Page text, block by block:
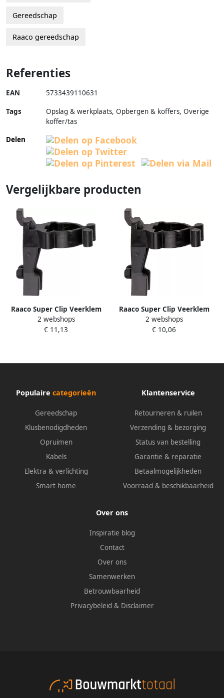
Gereedschap
Raaco gereedschap
Referenties
EAN 5733439110631
Tags
Opslag & werkplaats, Opbergen & koffers, Overige
koffer/tas
Delen
Vergelijkbare producten
Raaco Super Clip Veerklem
type 6 (6st.) O24mm 110655
2 webshops
€ 11,13
Raaco Super Clip Veerklem
type 6 (6st.) O18mm 110648
2 webshops
€ 10,06
Populaire categorieën
Gereedschap
Klusbenodigdheden
Opruimen
Kabels
Elektra & verlichting
Smart home
Klantenservice
Retourneren & ruilen
Verzending & bezorging
Status van bestelling
Garantie & reparatie
Betaalmogelijkheden
Voorraad & beschikbaarheid
Over ons
Inspiratie blog
Contact
Over ons
Samenwerken
Betrouwbaarheid
Privacybeleid & Disclaimer